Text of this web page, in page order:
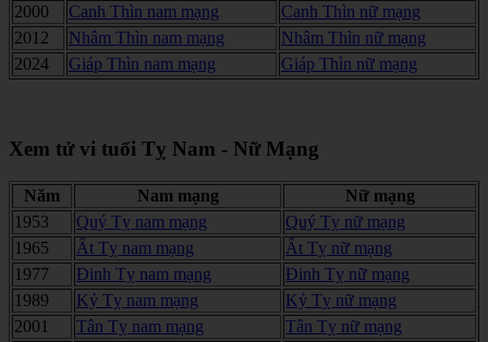
2000
Canh Thìn nam mạng
Canh Thìn nữ mạng
2012
Nhâm Thìn nam mạng
Nhâm Thìn nữ mạng
2024
Giáp Thìn nam mạng Giáp Thìn nữ mạng
Xem tử vi tuổi Tỵ Nam - Nữ Mạng
Năm Nam mạng
Nữ mạng
1953
Quý Tỵ nam mạng
Quý Tỵ nữ mạng
1965
Ất Tỵ nam mạng
Ất Tỵ nữ mạng
1977
Đinh Tỵ nam mạng
Đinh Tỵ nữ mạng
1989
Kỷ Tỵ nam mạng
Kỷ Tỵ nữ mạng
2001
Tân Tỵ nam mạng
Tân Tỵ nữ mạng